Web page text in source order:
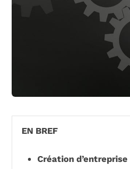
EN BREF
Création d’entreprise